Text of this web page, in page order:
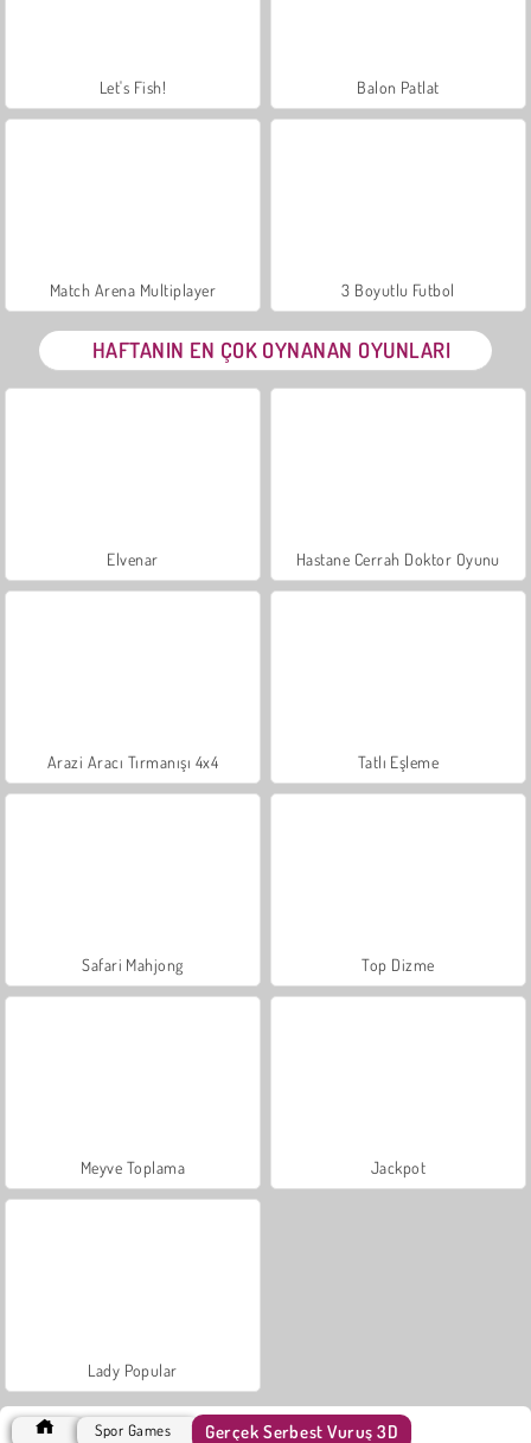
Let's Fish! Balon Patlat
Match Arena Multiplayer 3 Boyutlu Futbol
HAFTANIN EN ÇOK OYNANAN OYUNLARI
Elvenar Hastane Cerrah Doktor Oyunu
Arazi Aracı Tırmanışı 4x4 Tatlı Eşleme
Safari Mahjong Top Dizme
Meyve Toplama Jackpot
Lady Popular
Spor Games Gerçek Serbest Vuruş 3D